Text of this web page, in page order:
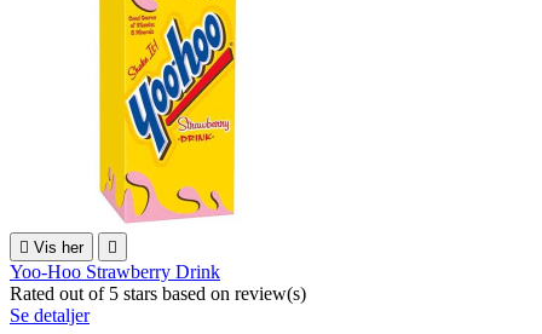
 Vis her 
Yoo-Hoo Strawberry Drink
Rated out of 5 stars based on review(s)
Se detaljer